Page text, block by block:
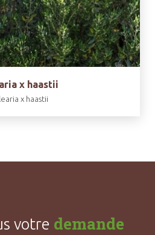
x haastii
x haastii
votre demande